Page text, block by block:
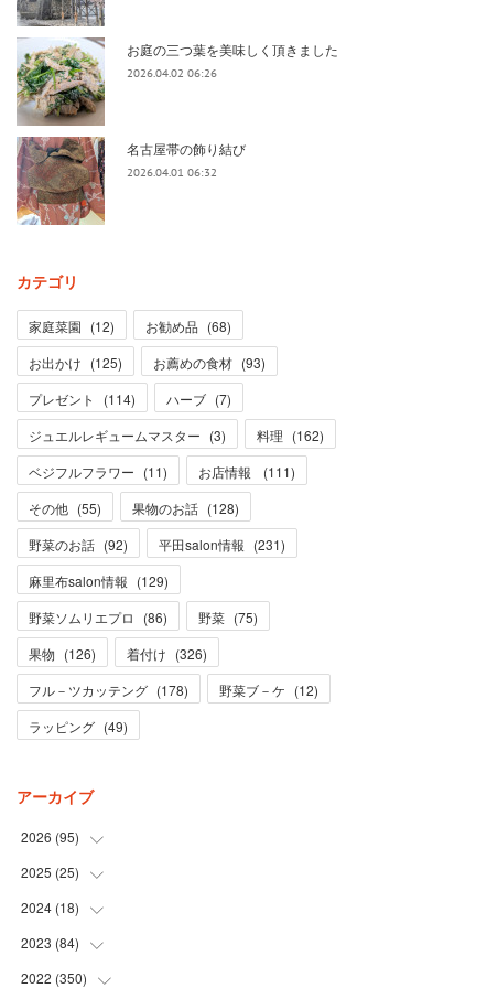
お庭の三つ葉を美味しく頂きました
2026.04.02 06:26
名古屋帯の飾り結び
2026.04.01 06:32
カテゴリ
家庭菜園 (12) お勧め品 (68)
お出かけ (125) お薦めの食材 (93)
プレゼント
(114) ハーブ (7)
ジュエルレギュームマスター (3) 料理 (162)
ベジフルフラワー (11) お店情報 (111)
その他 (55) 果物のお話 (128)
野菜のお話 (92) 平田salon情報 (231)
麻里布salon情報 (129)
野菜ソムリエプロ
(86) 野菜 (75)
果物 (126) 着付け (326)
フル－ツカッテング (178) 野菜ブ－ケ (12)
ラッピング (49)
アーカイブ
2026 (95)
(5
(31
)
(28
)
(31
2025 (25)
(3
(19
)
(1)
2024 (18)
(1
(12
2023 (84)
(1)
2022 (350)